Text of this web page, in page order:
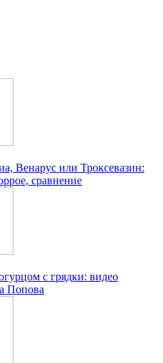
Венарус или Троксевазин:
сравнение
с грядки: видео
Попова